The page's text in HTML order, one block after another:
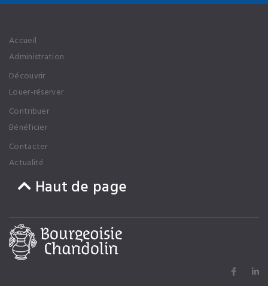
Accueil
Administration
Découvrir
Louer-réserver
Contribuer
Bénéficier
Contacter
Actualité
Haut de page